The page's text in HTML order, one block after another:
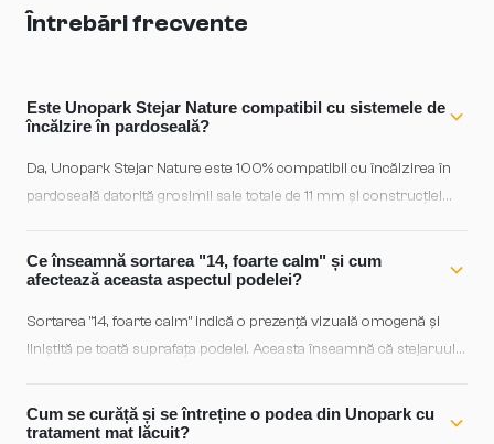
Întrebări frecvente
Este Unopark Stejar Nature compatibil cu sistemele de
încălzire în pardoseală?
Da, Unopark Stejar Nature este 100% compatibil cu încălzirea în
pardoseală datorită grosimii sale totale de 11 mm și construcției
superior din stejar european (4 mm) permite transferul optim al
căldurii, iar substratul din molid european reduce riscul de
oricărui sistem de încălzire modern.
Ce înseamnă sortarea "14, foarte calm" și cum
afectează aceasta aspectul podelei?
Sortarea "14, foarte calm" indică o prezență vizuală omogenă și
liniștită pe toată suprafața podelei. Aceasta înseamnă că stejaruul a
caracterul lemnului, rezultând o estetică armonioasă și calmă.
Opusul ar fi o sortare cu caracter pronunțat (nod, fisuri, variații
Cum se curăță și se întreține o podea din Unopark cu
tratament mat lăcuit?